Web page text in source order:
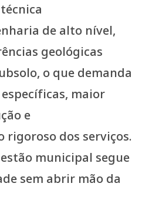
de alto nível,
geológicas
o que demanda
maior
e
rigoroso dos serviços.
municipal segue
sem abrir mão da